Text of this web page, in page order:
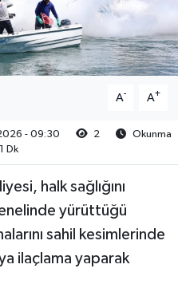
A- A+
- 09:30 2
Okunma
Dk
halk sağlığını
yürüttüğü
sahil kesimlerinde
ilaçlama yaparak